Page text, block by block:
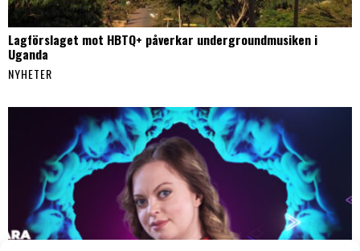
Lagförslaget mot HBTQ+ påverkar undergroundmusiken i
Uganda
NYHETER